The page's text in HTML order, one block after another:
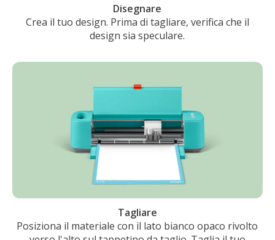
Disegnare
Crea il tuo design. Prima di tagliare, verifica che il
design sia speculare.
Tagliare
Posiziona il materiale con il lato bianco opaco rivolto